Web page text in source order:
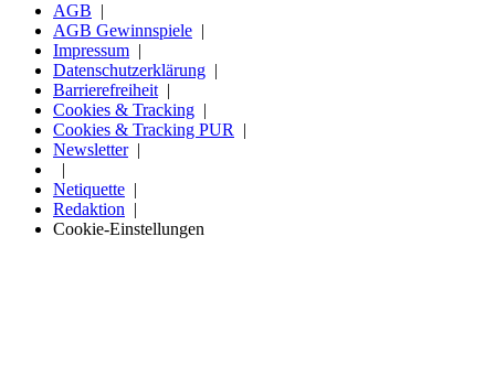
AGB
AGB Gewinnspiele
Impressum
Datenschutzerklärung
Barrierefreiheit
Cookies & Tracking
Cookies & Tracking PUR
Newsletter
Netiquette
Redaktion
Cookie-Einstellungen